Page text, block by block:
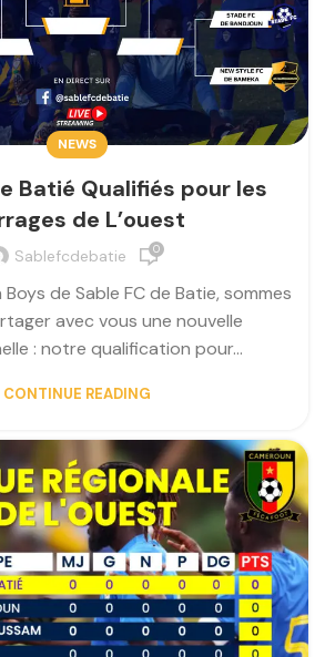
NEWS
Batié Qualifiés pour les
de L’ouest
Sablefcdebatie 0
Boys de Sable FC de Batie, sommes
avec vous une nouvelle
: notre qualification pour...
CONTINUE READING